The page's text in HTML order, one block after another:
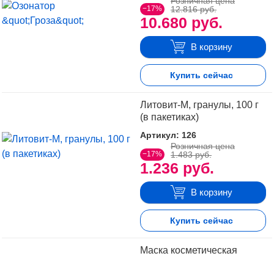
−17%
10.680 руб.
12.816 руб.
В корзину
Купить сейчас
Литовит-М, гранулы, 100 г
(в пакетиках)
Артикул: 126
−17%
1.236 руб.
Розничная цена
1.483 руб.
В корзину
Купить сейчас
Маска косметическая